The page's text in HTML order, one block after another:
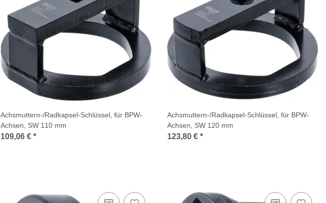
Achsmuttern-/Radkapsel-Schlüssel, für BPW-
Achsen, SW 110 mm
109,06 € *
Achsmuttern-/Radkapsel-Schlüssel, für BPW-
Achsen, SW 120 mm
123,80 € *